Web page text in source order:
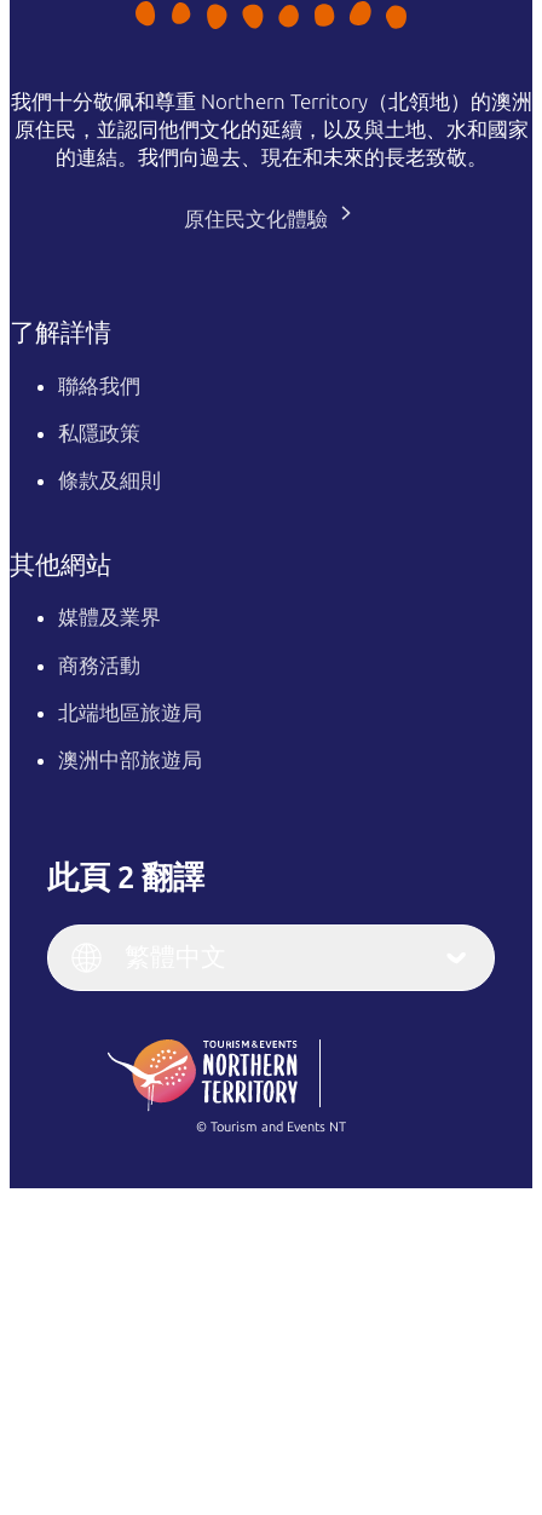
我們十分敬佩和尊重 Northern Territory（北領地）的澳洲
原住民，並認同他們文化的延續，以及與土地、水和國家
的連結。我們向過去、現在和未來的長老致敬。
原住民文化體驗
了解詳情
聯絡我們
私隱政策
條款及細則
其他網站
媒體及業界
商務活動
北端地區旅遊局
澳洲中部旅遊局
此頁 2 翻譯
English (US)
English
(Singapore)
Français
繁體中文
© Tourism and Events NT